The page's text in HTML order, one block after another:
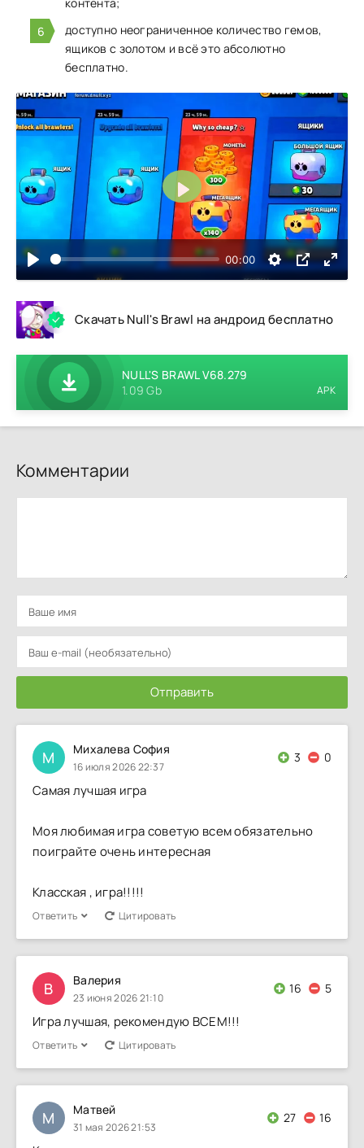
доступно неограниченное количество гемов,
ящиков с золотом и всё это абсолютно
бесплатно.
00:00
Воспроизвести
Скачать Null's Brawl на андроид бесплатно
NULL'S BRAWL V68.279
1.09 Gb
APK
Комментарии
Отправить
М Михалева София
16 июля 2026 22:37
3 0
Самая лучшая игра
Моя любимая игра советую всем обязательно
поиграйте очень интересная
Класская , игра!!!!!
Ответить Цитировать
В Валерия
23 июня 2026 21:10
16 5
Игра лучшая, рекомендую ВСЕМ!!!
Ответить Цитировать
М Матвей
31 мая 2026 21:53
27 16